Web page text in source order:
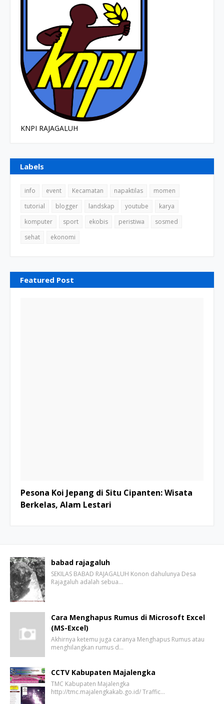
KNPI RAJAGALUH
Labels
info event Kecamatan napaktilas
momen
tutorial
blogger landskap youtube
karya
komputer
sport ekobis peristiwa
sosmed
sehat
ekonomi
Featured Post
Pesona Koi Jepang di Situ Cipanten: Wisata
Berkelas, Alam Lestari
babad rajagaluh
SEKILAS BABAD RAJAGALUH Konon dahulunya Desa
Rajagaluh adalah sebua…
Cara Menghapus Rumus di Microsoft Excel
(MS-Excel)
Akhirnya ketemu juga caranya Menghapus Rumus atau
menghilangkan rumus d…
CCTV Kabupaten Majalengka
TMC Kabupaten Majalengka
http://tmc.majalengkakab.go.id/ Traffic…